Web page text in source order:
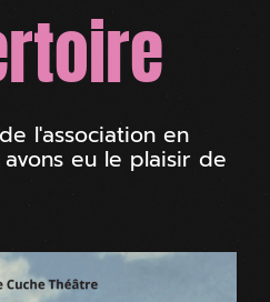
l'association en
eu le plaisir de